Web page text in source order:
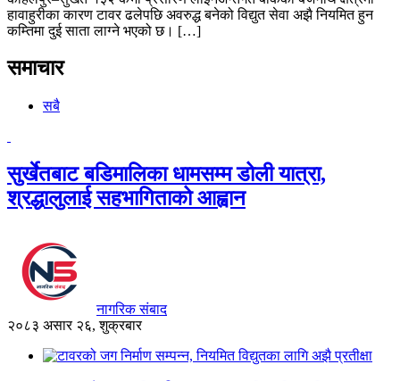
हावाहुरीका कारण टावर ढलेपछि अवरुद्ध बनेको विद्युत सेवा अझै नियमित हुन
कम्तिमा दुई साता लाग्ने भएको छ। […]
समाचार
सबै
सुर्खेतबाट बडिमालिका धामसम्म डोली यात्रा,
श्रद्धालुलाई सहभागिताको आह्वान
नागरिक संबाद
२०८३ असार २६, शुक्रबार